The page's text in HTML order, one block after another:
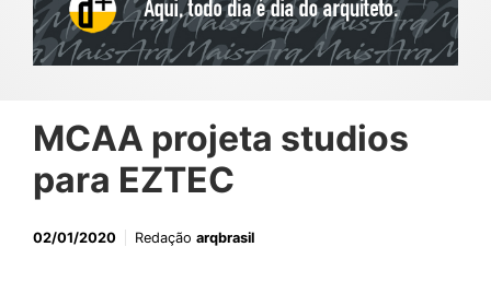
MCAA projeta studios
para EZTEC
02/01/2020 Redação arqbrasil